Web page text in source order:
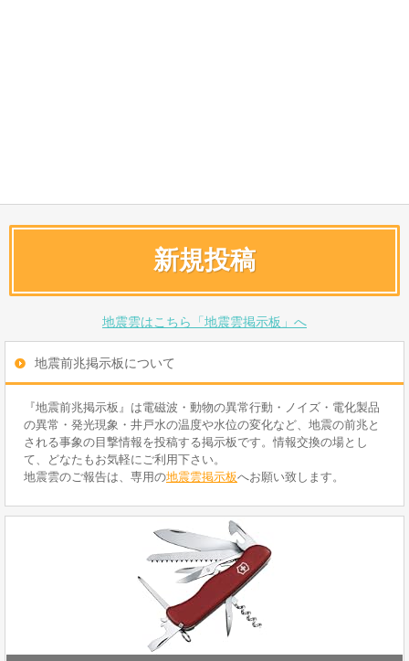
新規投稿
地震雲はこちら「地震雲掲示板」へ
地震前兆掲示板について
『地震前兆掲示板』は電磁波・動物の異常行動・ノイズ・電化製品
の異常・発光現象・井戸水の温度や水位の変化など、地震の前兆と
される事象の目撃情報を投稿する掲示板です。情報交換の場とし
て、どなたもお気軽にご利用下さい。
地震雲のご報告は、専用の地震雲掲示板へお願い致します。